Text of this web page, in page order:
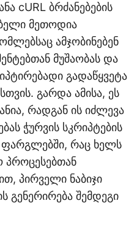
cURL ბრძანებების
მეთოდია
ამჯობინებენ
მუშაობას და
გადაწყვეტა
გარდა ამისა, ეს
რადგან ის იძლევა
ჭურვის სკრიპტების
ფარგლებში, რაც ხელს
პროცესებთან
პირველი ნაბიჯი
გენერირება შემდეგი